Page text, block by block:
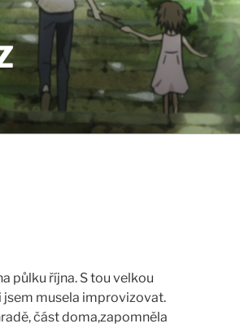
půlku října. S tou velkou
jsem musela improvizovat.
část doma,zapomněla